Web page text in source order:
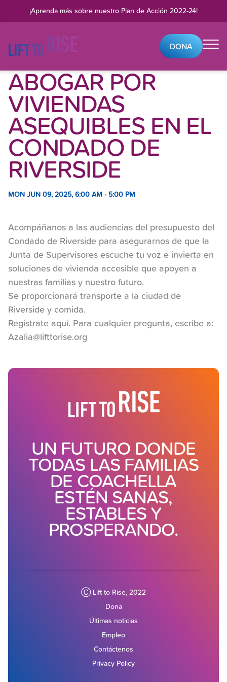
Skip to content¡Aprenda más sobre nuestro Plan de Acción 2022-24!
DONA
ABOGAR POR
VIVIENDAS
ASEQUIBLES EN EL
CONDADO DE
RIVERSIDE
MON JUN 09, 2025, 6:00 AM - 5:00 PM
Acompáñanos a las audiencias del presupuesto del
Condado de Riverside para asegurarnos de que la
Junta de Supervisores escuche tu voz e invierta en
soluciones de vivienda accesible que apoyen a
nuestras familias y nuestro futuro.
Se proporcionará transporte a la ciudad de
Riverside y comida.
Regístrate aquí. Para cualquier pregunta, escribe a:
Azalia@lifttorise.org
UN FUTURO DONDE
TODAS LAS FAMILIAS
DE COACHELLA
ESTÉN SANAS,
ESTABLES Y
PROSPERANDO.
Ⓒ Lift to Rise, 2022
Dona
Últimas noticias
Empleo
Contáctenos
Privacy Policy